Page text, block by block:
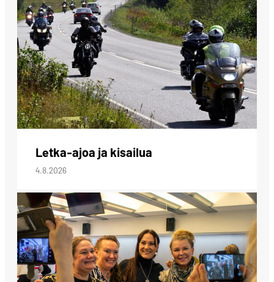
Letka-ajoa ja kisailua
4.8.2026